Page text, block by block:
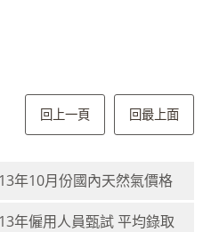
回上一頁 回最上面
年10月份國內天然氣價格
年僱用人員甄試 平均錄取